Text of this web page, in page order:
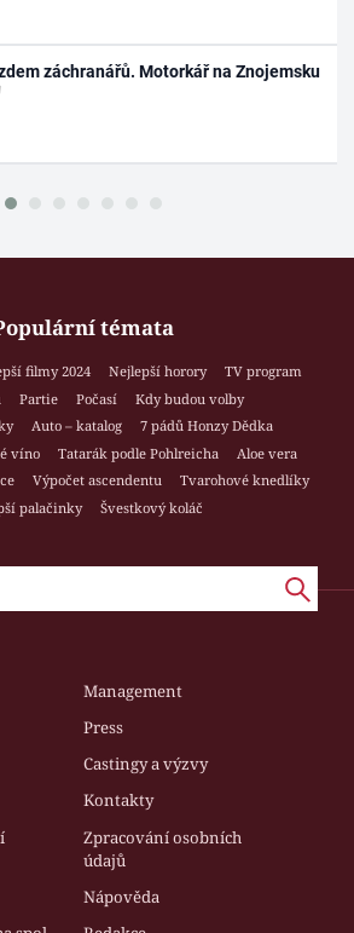
záchranářů. Motorkář na Znojemsku
témata
filmy 2024 Nejlepší horory
TV program
Partie Počasí
Kdy budou volby
Auto – katalog
7 pádů Honzy Dědka
víno Tatarák podle Pohlreicha
Aloe vera
Výpočet ascendentu
Tvarohové knedlíky
palačinky
Švestkový koláč
Management
Press
Castingy a výzvy
Kontakty
Zpracování osobních
údajů
Nápověda